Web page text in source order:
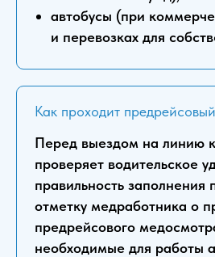
автобусы (при
и перевозках для
Как проходит
Перед выездом на линию
проверяет водительское
правильность заполнения
отметку медработника о
предрейсового
необходимые для работы